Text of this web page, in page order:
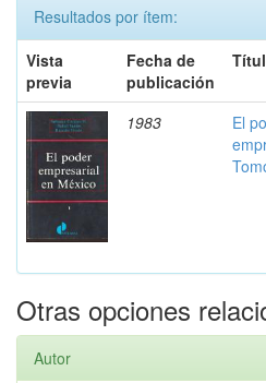
Resultados por ítem:
Vista
previa
Fecha de
publicación
1983
El
Otras opciones
Autor